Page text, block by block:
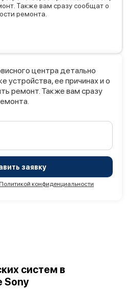
Также вам сразу сообщат о
ремонта.
центра детально
устройства, ее причинах и о
ремонт. Также вам сразу
заявку
Политикой конфиденциальности
систем в
Sony